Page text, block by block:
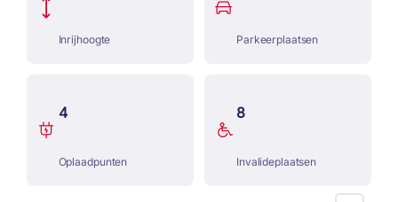
Inrijhoogte Parkeerplaatsen
4
Oplaadpunten
8
Invalideplaatsen